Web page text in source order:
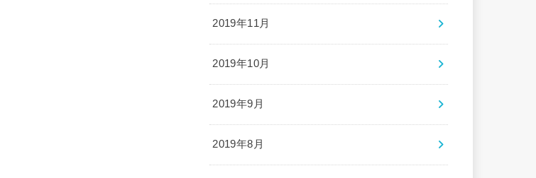
2019年11月
2019年10月
2019年9月
2019年8月